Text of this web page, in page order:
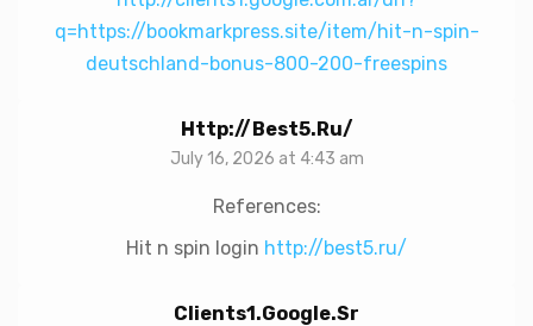
q=https://bookmarkpress.site/item/hit-n-spin-
deutschland-bonus-800-200-freespins
Http://best5.ru/
July 16, 2026 at 4:43 am
References:
Hit n spin login http://best5.ru/
Clients1.google.sr